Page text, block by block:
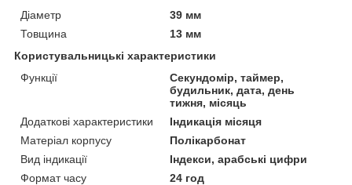
Діаметр
39 мм
Товщина
13 мм
Користувальницькі характеристики
Функції
Секундомір, таймер,
будильник, дата, день
тижня, місяць
Додаткові характеристики
Індикація місяця
Матеріал корпусу
Полікарбонат
Вид індикації
Індекси, арабські цифри
Формат часу
24 год